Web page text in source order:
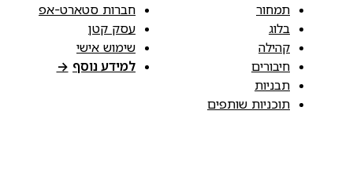
תמחור
בלוג
קהילה
חיבורים
תבניות
תוכניות שותפים
חברות סטארט-אפ
עסק קטן
שימוש אישי
למידע נוסף →